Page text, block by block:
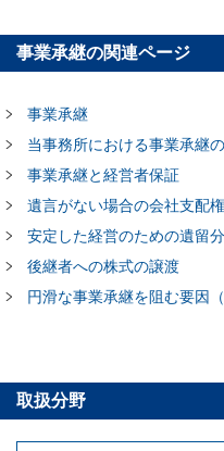
事業承継の関連ページ
事業承継
当事務所における事業承継
事業承継と経営者保証
遺言がない場合の会社支配
安定した経営のための遺留
後継者への株式の譲渡
円滑な事業承継を阻む要因
取扱分野